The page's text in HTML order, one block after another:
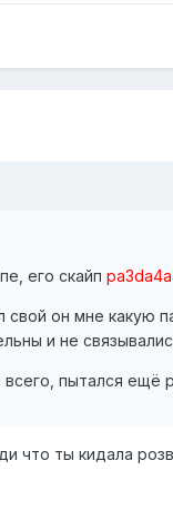
его скайп
он мне какую
и не
пытался ещё
что ты кидала